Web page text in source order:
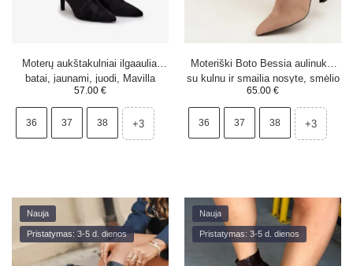
Moterų aukštakulniai ilgaauliai
batai, įaunami, juodi, Mavilla
57.00 €
36 37 38 +3
Moteriški Boto Bessia aulinukai
su kulnu ir smailia nosyte, smėlio
spalvos
65.00 €
36 37 38 +3
Nauja
Pristatymas: 3-5 d. dienos
Nauja
Pristatymas: 3-5 d. dienos